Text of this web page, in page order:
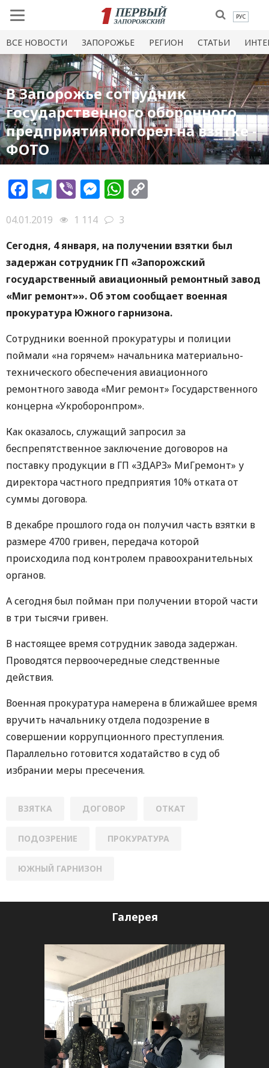
РУС
ВСЕ НОВОСТИ ЗАПОРОЖЬЕ РЕГИОН СТАТЬИ
В Запорожье сотрудник
государственного оборонного
предприятия погорел на взятке -
ФОТО
Facebook
Telegram
ViberMessenger
WhatsApp
04.01.2019 1 114
3
Сегодня, 4 января, на получении взятки был
задержан сотрудник ГП «Запорожский
государственный авиационный ремонтный завод
«Миг ремонт»». Об этом сообщает военная
прокуратура Южного гарнизона.
Сотрудники военной прокуратуры и полиции
поймали «на горячем» начальника материально-
технического обеспечения авиационного
ремонтного завода «Миг ремонт» Государственного
концерна «Укроборонпром».
Как оказалось, служащий запросил за
беспрепятственное заключение договоров на
поставку продукции в ГП «ЗДАРЗ» МиГремонт» у
директора частного предприятия 10% отката от
суммы договора.
В декабре прошлого года он получил часть взятки в
размере 4700 гривен, передача которой
происходила под контролем правоохранительных
органов.
А сегодня был пойман при получении второй части
в три тысячи гривен.
В настоящее время сотрудник завода задержан.
Проводятся первоочередные следственные
действия.
Военная прокуратура намерена в ближайшее время
вручить начальнику отдела подозрение в
совершении коррупционного преступления.
Параллельно готовится ходатайство в суд об
избрании меры пресечения.
ВЗЯТКА ДОГОВОР ОТКАТ
ПОДОЗРЕНИЕ ПРОКУРАТУРА
ЮЖНЫЙ ГАРНИЗОН
Галерея